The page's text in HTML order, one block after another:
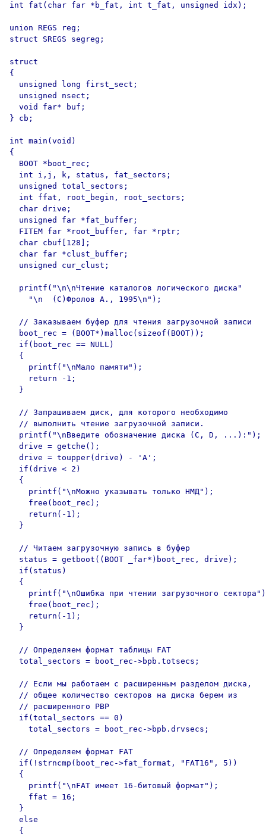
int fat(char far *b_fat, int t_fat, unsigned idx);
union REGS reg;
struct SREGS segreg;
struct
{
  unsigned long first_sect;
  unsigned nsect;
  void far* buf;
} cb;
int main(void)
{
  BOOT *boot_rec;
  int i,j, k, status, fat_sectors;
  unsigned total_sectors;
  int ffat, root_begin, root_sectors;
  char drive;
  unsigned far *fat_buffer;
  FITEM far *root_buffer, far *rptr;
  char cbuf[128];
  char far *clust_buffer;
  unsigned cur_clust;
  printf("\n\nЧтение каталогов логического диска"
    "\n  (C)Фролов А., 1995\n");
  // Заказываем буфер для чтения загрузочной записи
  boot_rec = (BOOT*)malloc(sizeof(BOOT));
  if(boot_rec == NULL)
  {
    printf("\nМало памяти");
    return -1;
  }
  // Запрашиваем диск, для которого необходимо
  // выполнить чтение загрузочной записи.
  printf("\nВведите обозначение диска (C, D, ...):");
  drive = getche();
  drive = toupper(drive) - 'A';
  if(drive < 2)
  {
    printf("\nМожно указывать только НМД");
    free(boot_rec);
    return(-1);
  }
  // Читаем загрузочную запись в буфер
  status = getboot((BOOT _far*)boot_rec, drive);
  if(status)
  {
printf("\nОшибка при чтении загрузочного
    free(boot_rec);
    return(-1);
  }
  // Определяем формат таблицы FAT
  total_sectors = boot_rec->bpb.totsecs;
  // Если мы работаем с расширенным разделом диска,
  // общее количество секторов на диска берем из
  // расширенного PBP
  if(total_sectors == 0)
    total_sectors = boot_rec->bpb.drvsecs;
  // Определяем формат FAT
  if(!strncmp(boot_rec->fat_format, "FAT16", 5))
  {
    printf("\nFAT имеет 16-битовый формат");
    ffat = 16;
  }
  else
  {